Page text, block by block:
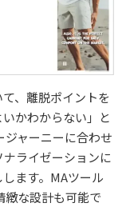
、離脱ポイントを
かわからない」と
ャーニーに合わせ
ライゼーションに
ます。MAツール
緻な設計も可能で